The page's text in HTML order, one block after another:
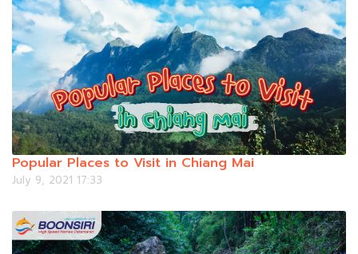
Popular Places to Visit in Chiang Mai
July 9, 2021 17:33